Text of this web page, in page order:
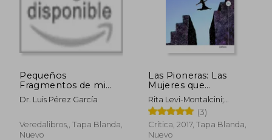
Pequeños
Fragmentos de mi
Vida
Dr. Luis Pérez García
Veredalibros,, Tapa Blanda,
Nuevo
Las Pioneras: Las
Mujeres que
Cambiaron la
Sociedad y la Ciencia
Desde la Antigüedad
Hasta Nuestros Días
(Drakontos)
Rita Levi-Montalcini;
Giuseppina Tripodi
(3)
Crítica, 2017, Tapa Blanda,
Nuevo